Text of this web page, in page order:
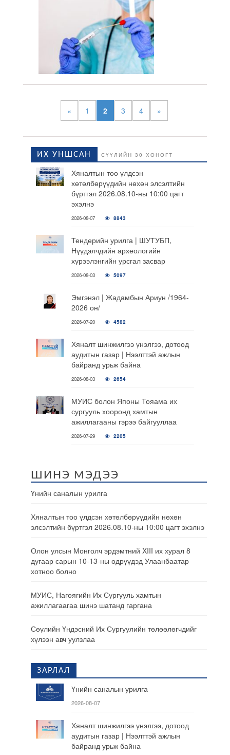
« 1 2 3 4 »
ИХ УНШСАН СҮҮЛИЙН 30 ХОНОГТ
Хяналтын тоо үлдсэн
хөтөлбөрүүдийн нөхөн элсэлтийн
бүртгэл 2026.08.10-ны 10:00 цагт
эхэлнэ
2026-08-07 8843
Тендерийн урилга | ШУТУБП,
Нүүдэлчдийн археологийн
хүрээлэнгийн урсгал засвар
2026-08-03 5097
Эмгэнэл | Жадамбын Ариун /1964-
2026 он/
2026-07-20 4582
Хяналт шинжилгээ үнэлгээ, дотоод
аудитын газар | Нээлттэй ажлын
байранд урьж байна
2026-08-03 2654
МУИС болон Японы Тояама их
сургууль хооронд хамтын
ажиллагааны гэрээ байгууллаа
2026-07-29 2205
ШИНЭ МЭДЭЭ
Үнийн саналын урилга
Хяналтын тоо үлдсэн хөтөлбөрүүдийн нөхөн
элсэлтийн бүртгэл 2026.08.10-ны 10:00 цагт эхэлнэ
Олон улсын Монголч эрдэмтний XIII их хурал 8
дугаар сарын 10-13-ны өдрүүдэд Улаанбаатар
хотноо болно
МУИС, Нагоягийн Их Сургууль хамтын
ажиллагаагаа шинэ шатанд гаргана
Сөүлийн Үндэсний Их Сургуулийн төлөөлөгчдийг
хүлээн авч уулзлаа
ЗАРЛАЛ
Үнийн саналын урилга
2026-08-07
Хяналт шинжилгээ үнэлгээ, дотоод
аудитын газар | Нээлттэй ажлын
байранд урьж байна